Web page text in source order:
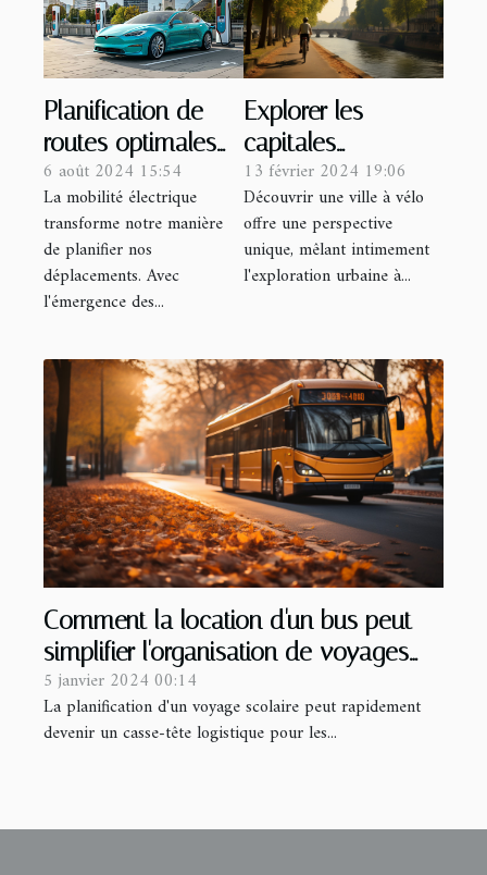
Planification de
routes optimales
avec des voitures
électriques en
location
6 août 2024 15:54
La mobilité électrique
transforme notre manière
de planifier nos
déplacements. Avec
l'émergence des...
Explorer les
capitales
européennes en
vélo : un guide
pour les
cyclotouristes
13 février 2024 19:06
Découvrir une ville à vélo
offre une perspective
unique, mêlant intimement
l'exploration urbaine à...
Comment la location d'un bus peut
simplifier l'organisation de voyages
scolaires
5 janvier 2024 00:14
La planification d'un voyage scolaire peut rapidement
devenir un casse-tête logistique pour les...